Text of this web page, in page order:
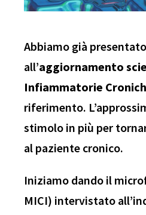
Abbiamo già
all’aggiornamento
Infiammatorie
riferimento.
stimolo in più per
al paziente cronico.
Iniziamo dando il
MICI) intervistato